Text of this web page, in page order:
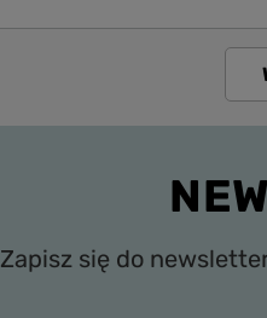
Zapisz się do